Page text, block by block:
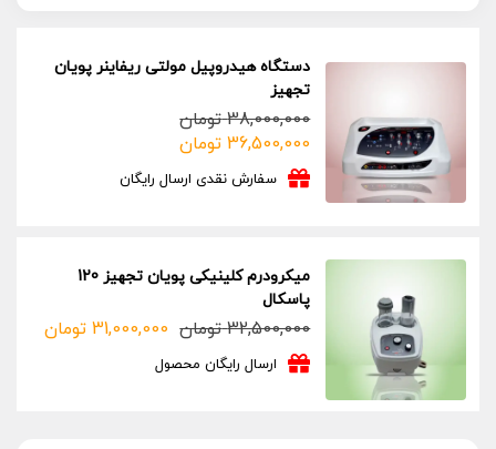
دستگاه هیدروپیل مولتی ریفاینر پویان
تجهیز
38,000,000 تومان
قیمت
اصلی:
38,000,000 تومان
36,500,000 تومان
قیمت
فعلی:
36,500,000 تومان.
سفارش نقدی ارسال رایگان
میکرودرم کلینیکی پویان تجهیز 120
پاسکال
32,500,000 تومان
قیمت
اصلی:
31,000,000 تومان
قیمت
فعلی:ارسال رایگان محصول